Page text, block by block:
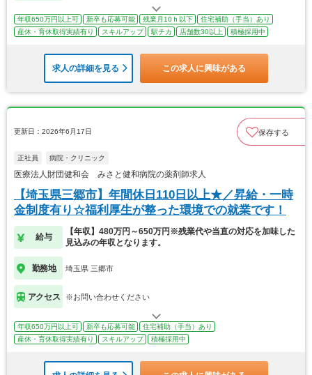
年収650万円以上可 新卒も応募可能 残業月10ｈ以下
住宅補助（手当）あり
産休・育休取得実績有り
スキルアップ 駅チカ 店舗数30以上 積極採用中
求人の詳細を見る この求人に興味がある
更新日：2026年6月17日 保存する
正社員 病院・クリニック
医療法人財団健和会 みさと健和病院の薬剤師求人
【埼玉県三郷市】年間休日110日以上★／昇給・一時
金制度有り☆福利厚生が整った環境での就業です！
給与
【年収】480万円～650万円※残業代や当直の対応を加味した
見込みの年収となります。
勤務地 埼玉県 三郷市
アクセス ※お問い合わせください
年収650万円以上可 新卒も応募可能
住宅補助（手当）あり
産休・育休取得実績有り
スキルアップ 積極採用中